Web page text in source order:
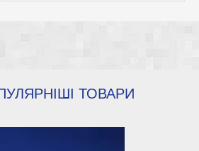
ТОВАРИ